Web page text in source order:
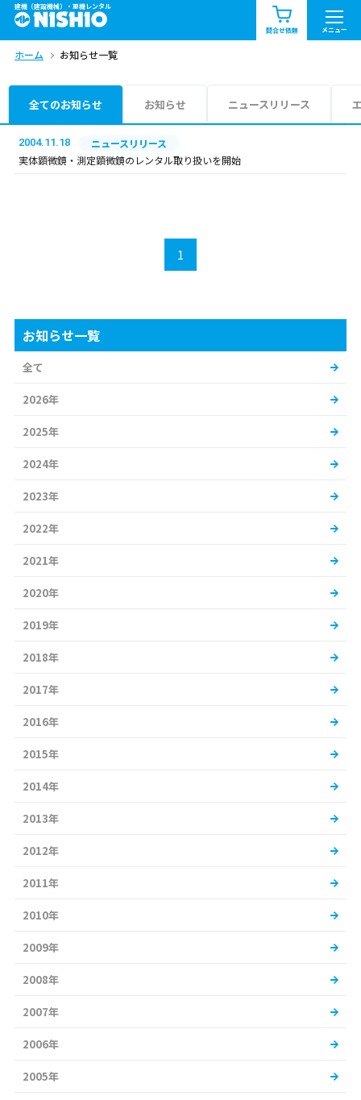
建機（建設機械）・重機レンタル
問合せ依頼 メニュー
商品一覧 お知らせ一覧
問合せ依頼リスト
エリア情報を見る
ホーム お知らせ一覧
全てのお知らせ お知らせ ニュースリリース
2004.11.18
ニュースリリース
実体顕微鏡・測定顕微鏡のレンタル取り扱いを開始
1
お知らせ一覧
全て
2026年
2025年
2024年
2023年
2022年
2021年
2020年
2019年
2018年
2017年
2016年
2015年
2014年
2013年
2012年
2011年
2010年
2009年
2008年
2007年
2006年
2005年